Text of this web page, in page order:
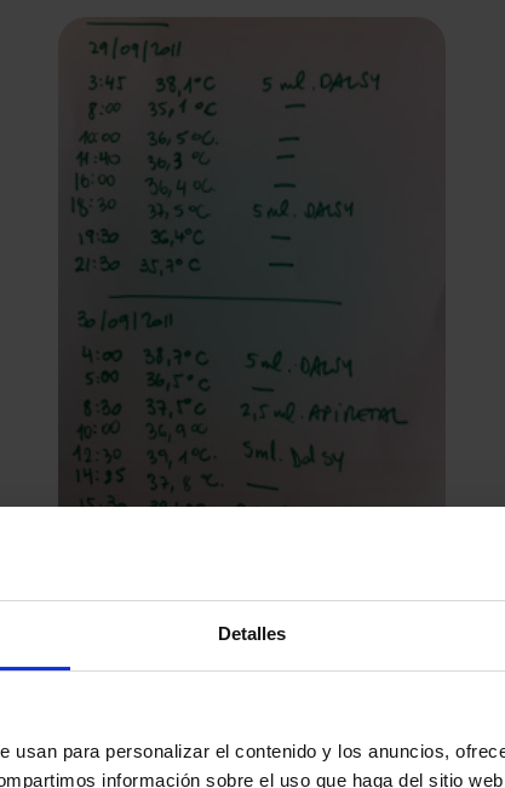
Detalles
usan para personalizar el contenido y los anuncios,
información sobre el uso que haga del sitio
pediatra?
La febre és un dels principals motius de consulta per als
Pediatría